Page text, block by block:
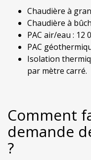
Chaudière à
Chaudière à
PAC air/eau : 12
PAC
Isolation
par mètre carré.
Comment
demande
?